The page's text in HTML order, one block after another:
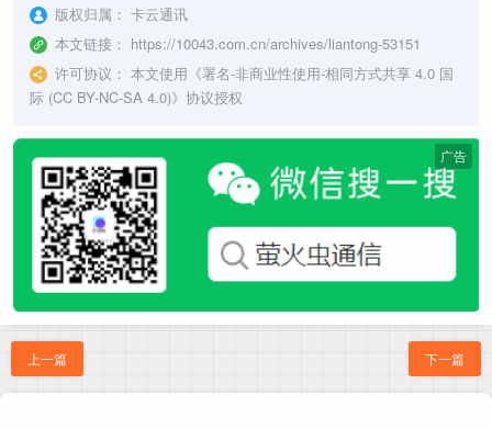
版权归属： 卡云通讯
本文链接： https://10043.com.cn/archives/liantong-53151
许可协议： 本文使用《署名-非商业性使用-相同方式共享 4.0 国
际 (CC BY-NC-SA 4.0)》协议授权
广告
上一篇 下一篇